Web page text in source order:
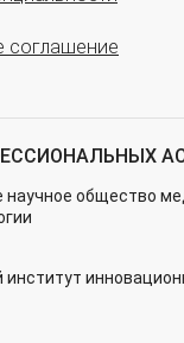
соглашение
научное общество
институт